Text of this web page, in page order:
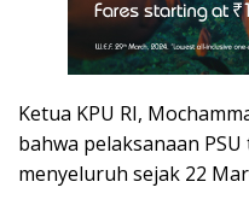
Ketua KPU RI,
bahwa pelaksanaan
menyeluruh sejak 22